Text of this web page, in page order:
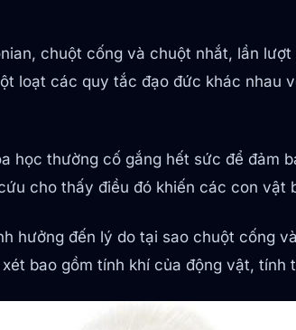
chuột cống và chuột nhắt, lần
loạt các quy tắc đạo đức khác nhau
học thường cố gắng hết sức để đảm
cho thấy điều đó khiến các con vật
hưởng đến lý do tại sao chuột cống
bao gồm tính khí của động vật,